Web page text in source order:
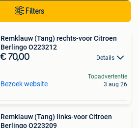
Filters
Remklauw (Tang) rechts-voor Citroen
Berlingo O223212
€ 70,00 Details
Bezoek website
Topadvertentie
3 aug 26
Remklauw (Tang) links-voor Citroen
Berlingo O223209